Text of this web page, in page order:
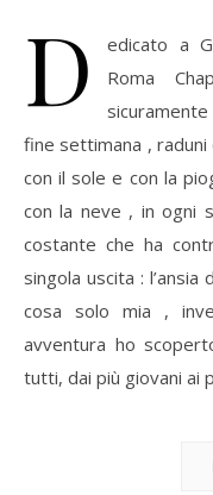
D
edicato a
Roma
fine settimana ,
con il sole e con la
con la neve , in ogni
costante che ha
singola uscita :
cosa solo mia ,
avventura ho
tutti, dai più giovani ai